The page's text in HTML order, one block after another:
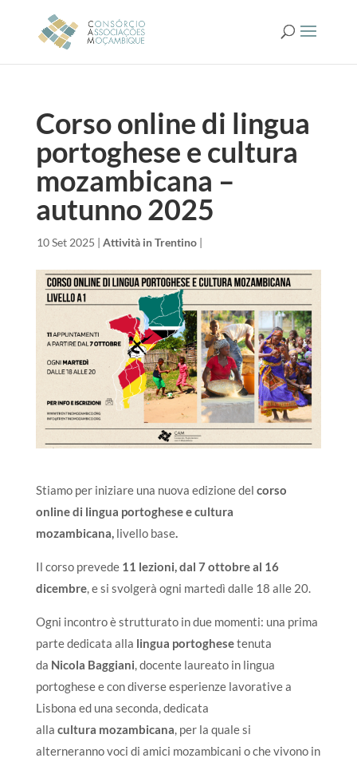
Corso online di lingua
portoghese e cultura
mozambicana –
autunno 2025
10 Set 2025 | Attività in Trentino|
Stiamo per iniziare una nuova edizione del corso
online di lingua portoghese e cultura
mozambicana, livello base.
Il corso prevede 11 lezioni, dal 7 ottobre al 16
dicembre, e si svolgerà ogni martedì dalle 18 alle 20.
Ogni incontro è strutturato in due momenti: una prima
parte dedicata alla lingua portoghesetenuta
da Nicola Baggiani, docente laureato in lingua
portoghese e con diverse esperienze lavorative a
Lisbona ed una seconda, dedicata
alla cultura mozambicana, per la quale si
alterneranno voci di amici mozambicani o che vivono in